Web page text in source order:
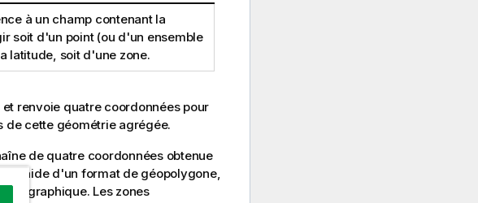
à un champ contenant la
soit d'un point (ou d'un ensemble
latitude, soit d'une zone.
renvoie quatre coordonnées pour
de cette géométrie agrégée.
de quatre coordonnées obtenue
à l'aide d'un format de géopolygone,
Les zones